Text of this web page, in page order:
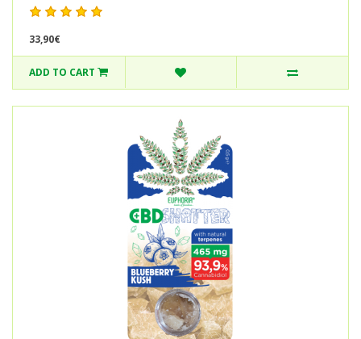
33,90€
ADD TO CART